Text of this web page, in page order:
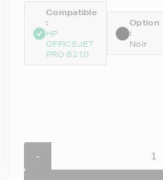
Compatible
:
HP
OFFICEJET
PRO 8210
Option
:
Noir
-